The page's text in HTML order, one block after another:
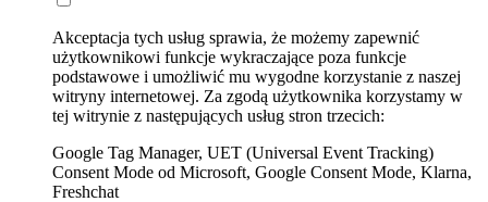
Akceptacja tych usług sprawia, że możemy zapewnić
użytkownikowi funkcje wykraczające poza funkcje
podstawowe i umożliwić mu wygodne korzystanie z naszej
witryny internetowej. Za zgodą użytkownika korzystamy w
tej witrynie z następujących usług stron trzecich:
Google Tag Manager, UET (Universal Event Tracking)
Consent Mode od Microsoft, Google Consent Mode, Klarna,
Freshchat